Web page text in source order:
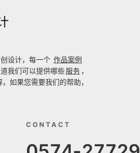
设计，每一个 作品案例
我们可以提供哪些服务 ，
如果您需要我们的帮助，
CONTACT